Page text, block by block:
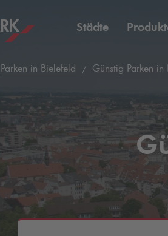
Städte
Parken in Bielefeld Günstig Parken in